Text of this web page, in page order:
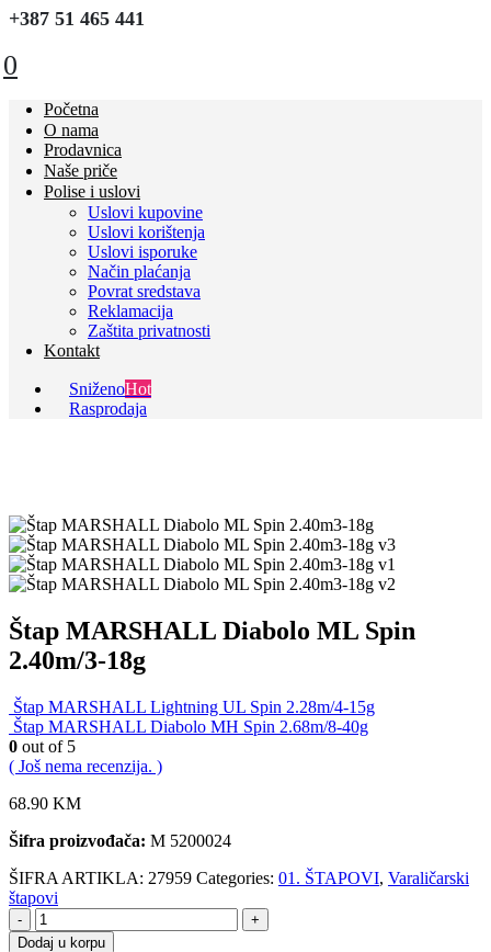
+387 51 465 441
0
Početna
O nama
Prodavnica
Naše priče
Polise i uslovi
Uslovi kupovine
Uslovi korištenja
Uslovi isporuke
Način plaćanja
Povrat sredstava
Reklamacija
Zaštita privatnosti
Kontakt
SniženoHot
Rasprodaja
Štap MARSHALL Diabolo ML Spin
2.40m/3-18g
Štap MARSHALL Lightning UL Spin 2.28m/4-15g
Štap MARSHALL Diabolo MH Spin 2.68m/8-40g
0 out of 5
( Još nema recenzija. )
68.90 KM
Šifra proizvođača: M 5200024
ŠIFRA ARTIKLA: 27959 Categories: 01. ŠTAPOVI, Varaličarski
štapovi
-
+
Dodaj u korpu